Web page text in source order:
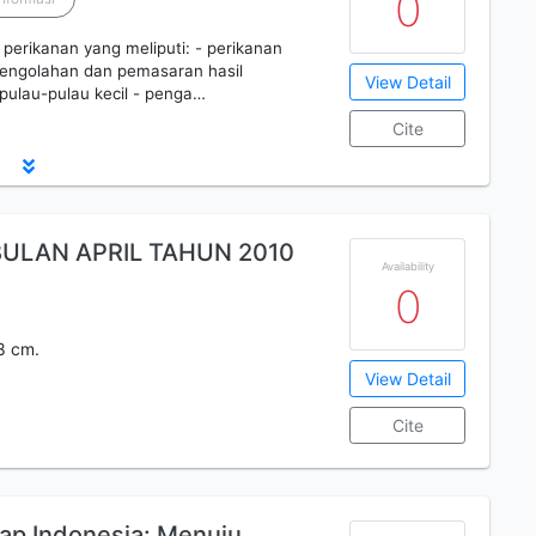
yang meliputi: - perikanan
dan pemasaran hasil
pulau kecil - penga…
View Detail
Cite
APRIL TAHUN 2010
cm.
Availability
0
View Detail
Cite